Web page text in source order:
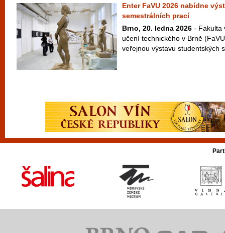
Enter FaVU 2026 nabídne
semestrálních prací
Brno, 20. ledna 2026 - Fakulta
učení technického v Brně
veřejnou výstavu studentských